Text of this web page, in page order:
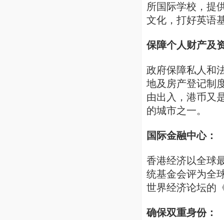
所国际学校，提
文化，打好英语
保障个人财产及
政府保障私人和
地及房产登记制
由出入，港币又
的城市之一。
国际金融中心：
香港经济以全球
统基金会评为全
世界经济论坛的
确保双重身份：